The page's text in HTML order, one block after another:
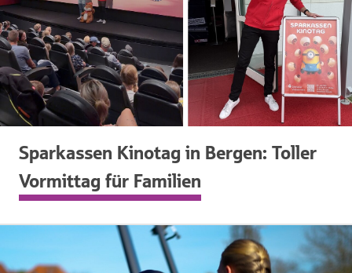
Sparkassen Kinotag in Bergen: Toller
Vormittag für Familien